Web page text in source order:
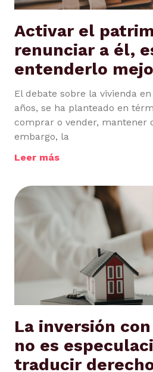
Activar el
renunciar a él,
entenderlo
El debate sobre la vivienda
años, se ha planteado en
comprar o vender, mantener
embargo, la
Leer más
La inversión
no es
traducir